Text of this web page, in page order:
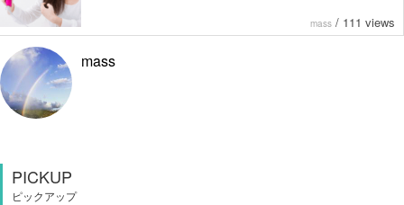
mass / 111 views
mass
PICKUP
ピックアップ